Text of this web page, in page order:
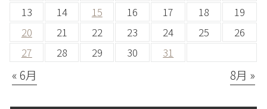
13
14 15 16 17 18
19
20
21 22 23 24 25
26
27
28 29 30 31
« 6月 8月 »